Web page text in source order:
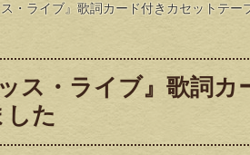
・ライブ』歌詞カード付きカセットテー
ス・ライブ』歌詞カ
た